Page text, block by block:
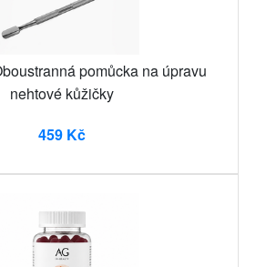
pomůcka na úpravu
nehtové kůžičky
459 Kč